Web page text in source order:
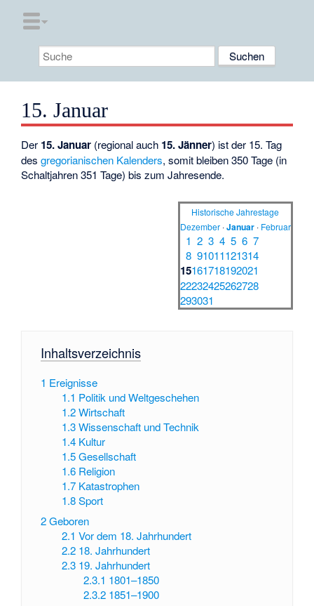
15. Januar
Der 15. Januar (regional auch 15. Jänner) ist der 15. Tag
desgregorianischen Kalenders, somit bleiben 350 Tage (in
Schaltjahren 351 Tage) bis zum Jahresende.
Historische Jahrestage
Dezember·Januar· Februar
1 2 3 4 5 6 7
8 91011121314
15161718192021
22232425262728
293031
Inhaltsverzeichnis
1 Ereignisse
1.1 Politik und Weltgeschehen
1.2 Wirtschaft
1.3 Wissenschaft und Technik
1.4 Kultur
1.5 Gesellschaft
1.6 Religion
1.7 Katastrophen
1.8 Sport
2Geboren
2.1 Vor dem 18. Jahrhundert
2.2 18. Jahrhundert
2.3 19. Jahrhundert
2.3.1 1801–1850
2.3.2 1851–1900